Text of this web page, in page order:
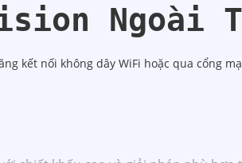
Ngoài
kết nối không dây WiFi hoặc qua cổng